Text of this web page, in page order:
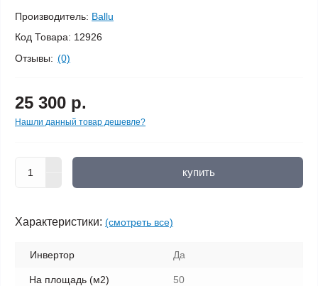
Производитель: Ballu
Код Товара: 12926
Отзывы: (0)
25 300 р.
Нашли данный товар дешевле?
купить
Характеристики: (смотреть все)
Инвертор Да
На площадь (м2) 50